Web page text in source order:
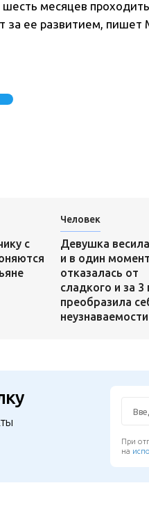
месяцев
за ее развитием, пишет
с
Человек
Девушка
и в один момент
отказалась от
сладкого и за 3
преобразила
неузнаваемости
При
на